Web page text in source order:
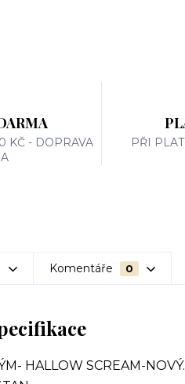
KČ - DOPRAVA
PŘI
Komentáře 0
HALLOW SCREAM-